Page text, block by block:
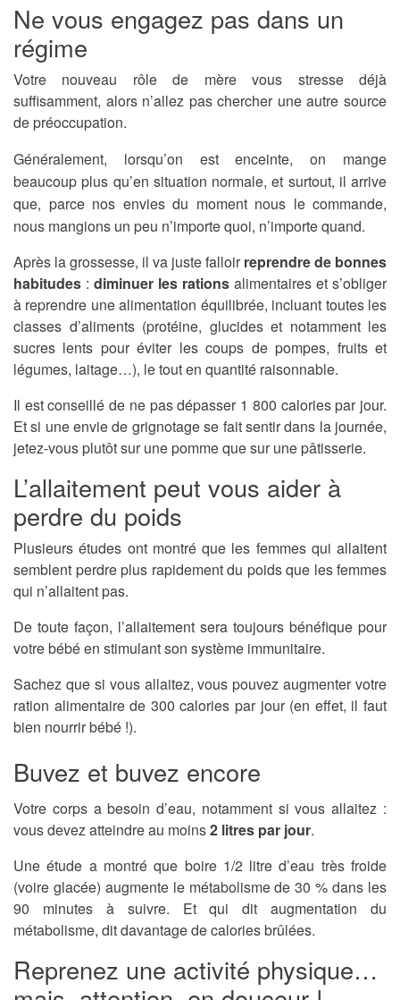
Ne vous engagez pas dans un
régime
Votre nouveau rôle de mère vous stresse déjà
suffisamment, alors n’allez pas chercher une autre source
de préoccupation.
Généralement, lorsqu’on est enceinte, on mange
beaucoup plus qu’en situation normale, et surtout, il arrive
que, parce nos envies du moment nous le commande,
nous mangions un peu n’importe quoi, n’importe quand.
Après la grossesse, il va juste falloirreprendre de bonnes
habitudes : diminuer les rations alimentaires et s’obliger
à reprendre une alimentation équilibrée, incluant toutes les
classes d’aliments (protéine, glucides et notamment les
sucres lents pour éviter les coups de pompes, fruits et
légumes, laitage…), le tout en quantité raisonnable.
Il est conseillé de ne pas dépasser 1 800 calories par jour.
Et si une envie de grignotage se fait sentir dans la journée,
jetez-vous plutôt sur une pomme que sur une pâtisserie.
L’allaitement peut vous aider à
perdre du poids
Plusieurs études ont montré que les femmes qui allaitent
semblent perdre plus rapidement du poids que les femmes
qui n’allaitent pas.
De toute façon, l’allaitement sera toujours bénéfique pour
votre bébé en stimulant son système immunitaire.
Sachez que si vous allaitez, vous pouvez augmenter votre
ration alimentaire de 300 calories par jour (en effet, il faut
bien nourrir bébé !).
Buvez et buvez encore
Votre corps a besoin d’eau, notamment si vous allaitez :
vous devez atteindre au moins2 litres par jour.
Une étude a montré que boire 1/2 litre d’eau très froide
(voire glacée) augmente le métabolisme de 30 % dans les
90 minutes à suivre. Et qui dit augmentation du
métabolisme, dit davantage de calories brûlées.
Reprenez une activité physique…